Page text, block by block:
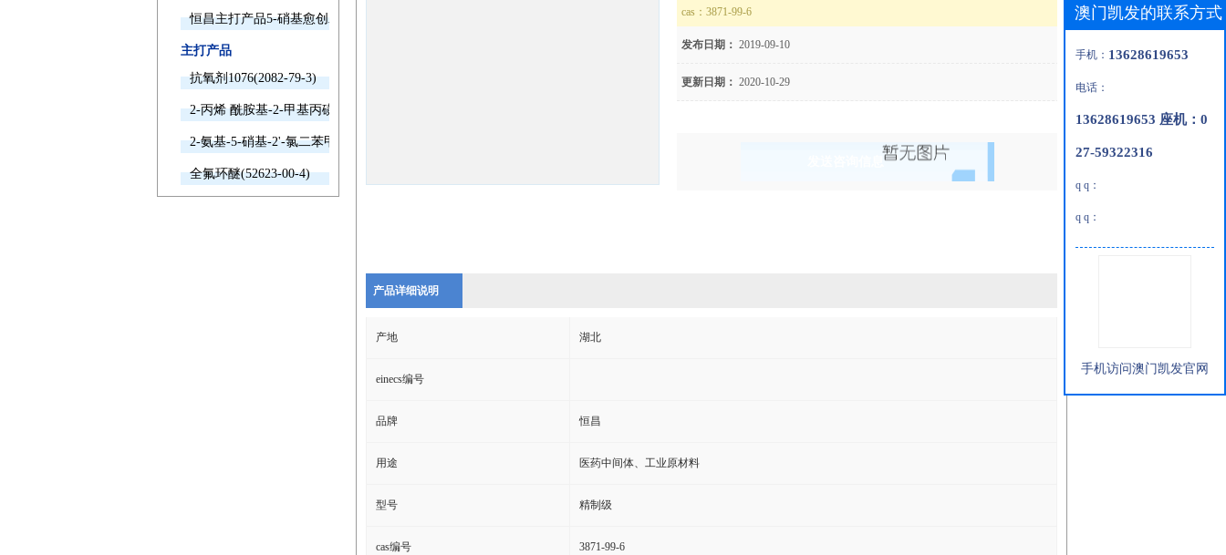
恒昌主打产品5-硝基愈创木酚钠欢迎询价
主打产品
抗氧剂1076(2082-79-3)
2-丙烯 酰胺基-2-甲基丙磺酸(15214-89-8)
2-氨基-5-硝基-2'-氯二苯甲酮(2011-66-7)
全氟环醚(52623-00-4)
cas：3871-99-6
发布日期： 2019-09-10
更新日期： 2020-10-29
产品详细说明
产地 湖北
einecs编号
品牌 恒昌
用途 医药中间体、工业原材料
型号 精制级
cas编号 3871-99-6
澳门凯发的联系方式
手机： 13628619653
电话：
13628619653 座机：0
27-59322316
q q：
q q：
手机访问澳门凯发官网